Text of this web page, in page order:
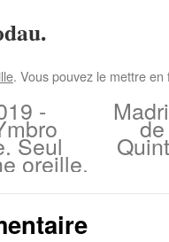
. Vous pouvez le mettre
-
Seul
oreille.